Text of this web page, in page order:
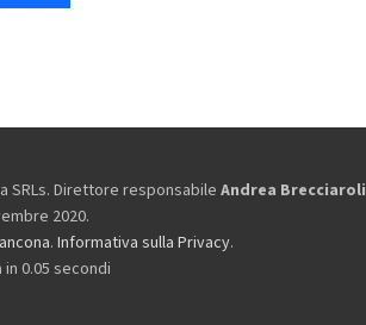
SRLs. Direttore responsabile Andrea Brecciaroli
2020.
. Informativa sulla Privacy.
0.05 secondi